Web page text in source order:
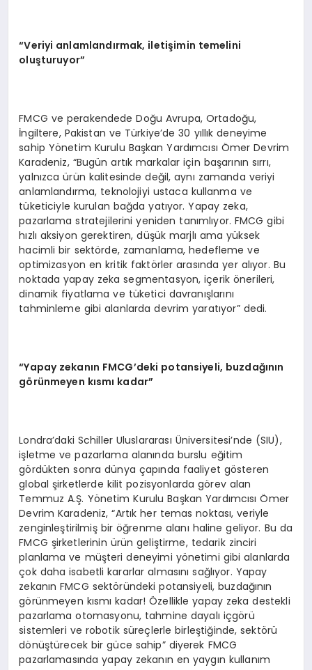
“Veriyi anlamlandırmak, iletişimin temelini
oluşturuyor”
FMCG ve perakendede Doğu Avrupa, Ortadoğu,
İngiltere, Pakistan ve Türkiye’de 30 yıllık deneyime
sahip Yönetim Kurulu Başkan Yardımcısı Ömer Devrim
Karadeniz, “Bugün artık markalar için başarının sırrı,
yalnızca ürün kalitesinde değil, aynı zamanda veriyi
anlamlandırma, teknolojiyi ustaca kullanma ve
tüketiciyle kurulan bağda yatıyor. Yapay zeka,
pazarlama stratejilerini yeniden tanımlıyor. FMCG gibi
hızlı aksiyon gerektiren, düşük marjlı ama yüksek
hacimli bir sektörde, zamanlama, hedefleme ve
optimizasyon en kritik faktörler arasında yer alıyor. Bu
noktada yapay zeka segmentasyon, içerik önerileri,
dinamik fiyatlama ve tüketici davranışlarını
tahminleme gibi alanlarda devrim yaratıyor” dedi.
“Yapay zekanın FMCG’deki potansiyeli, buzdağının
görünmeyen kısmı kadar”
Londra’daki Schiller Uluslararası Üniversitesi’nde (SIU),
işletme ve pazarlama alanında burslu eğitim
gördükten sonra dünya çapında faaliyet gösteren
global şirketlerde kilit pozisyonlarda görev alan
Temmuz A.Ş. Yönetim Kurulu Başkan Yardımcısı Ömer
Devrim Karadeniz, “Artık her temas noktası, veriyle
zenginleştirilmiş bir öğrenme alanı haline geliyor. Bu da
FMCG şirketlerinin ürün geliştirme, tedarik zinciri
planlama ve müşteri deneyimi yönetimi gibi alanlarda
çok daha isabetli kararlar almasını sağlıyor. Yapay
zekanın FMCG sektöründeki potansiyeli, buzdağının
görünmeyen kısmı kadar! Özellikle yapay zeka destekli
pazarlama otomasyonu, tahmine dayalı içgörü
sistemleri ve robotik süreçlerle birleştiğinde, sektörü
dönüştürecek bir güce sahip” diyerek FMCG
pazarlamasında yapay zekanın en yaygın kullanım